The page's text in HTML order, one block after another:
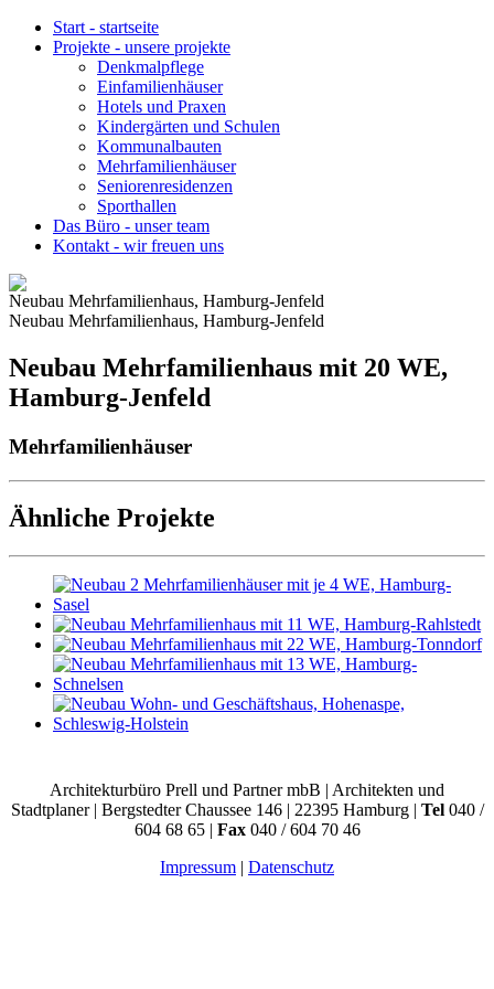
Start - startseite
Projekte - unsere projekte
Denkmalpflege
Einfamilienhäuser
Hotels und Praxen
Kindergärten und Schulen
Kommunalbauten
Mehrfamilienhäuser
Seniorenresidenzen
Sporthallen
Das Büro - unser team
Kontakt - wir freuen uns
Neubau Mehrfamilienhaus, Hamburg-Jenfeld
Neubau Mehrfamilienhaus, Hamburg-Jenfeld
Neubau Mehrfamilienhaus mit 20 WE,
Hamburg-Jenfeld
Mehrfamilienhäuser
Ähnliche Projekte
Architekturbüro Prell und Partner mbB | Architekten und
Stadtplaner | Bergstedter Chaussee 146 | 22395 Hamburg | Tel040 /
604 68 65 | Fax040 / 604 70 46
Impressum | Datenschutz